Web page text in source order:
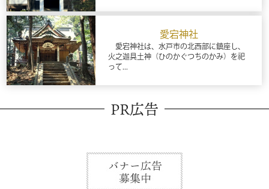
愛宕神社
愛宕神社は、水戸市の北西部に鎮座し、
火之迦具土神（ひのかぐつちのかみ）を祀
って...
PR広告